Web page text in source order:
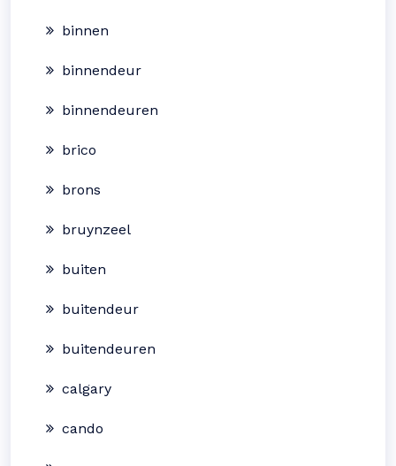
binnen
binnendeur
binnendeuren
brico
brons
bruynzeel
buiten
buitendeur
buitendeuren
calgary
cando